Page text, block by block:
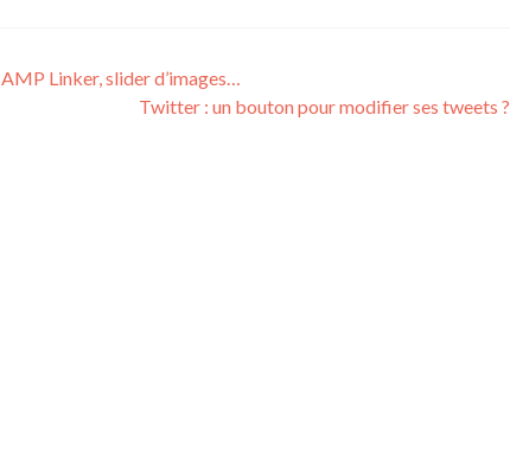
Linker, slider d’images…
Twitter : un bouton pour modifier ses tweets ?